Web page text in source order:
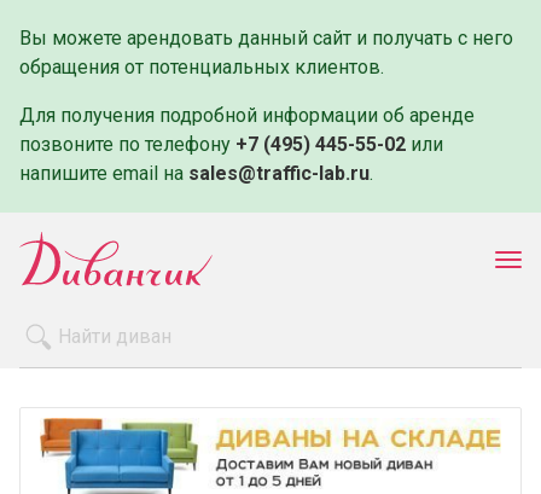
Вы можете арендовать данный сайт и получать с него
обращения от потенциальных клиентов.
Для получения подробной информации об аренде
позвоните по телефону +7 (495) 445-55-02 или
напишите email на sales@traffic-lab.ru.
Оплата и доставка
Контакты